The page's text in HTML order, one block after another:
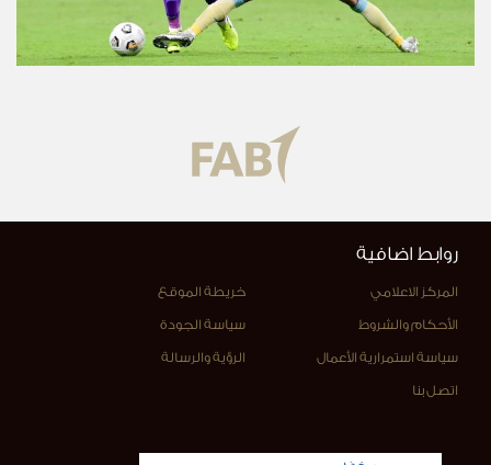
روابط اضافية
المركز الاعلامي خريطة الموقع
الأحكام والشروط سياسة الجودة
سياسة استمرارية الأعمال الرؤية والرسالة
اتصل بنا